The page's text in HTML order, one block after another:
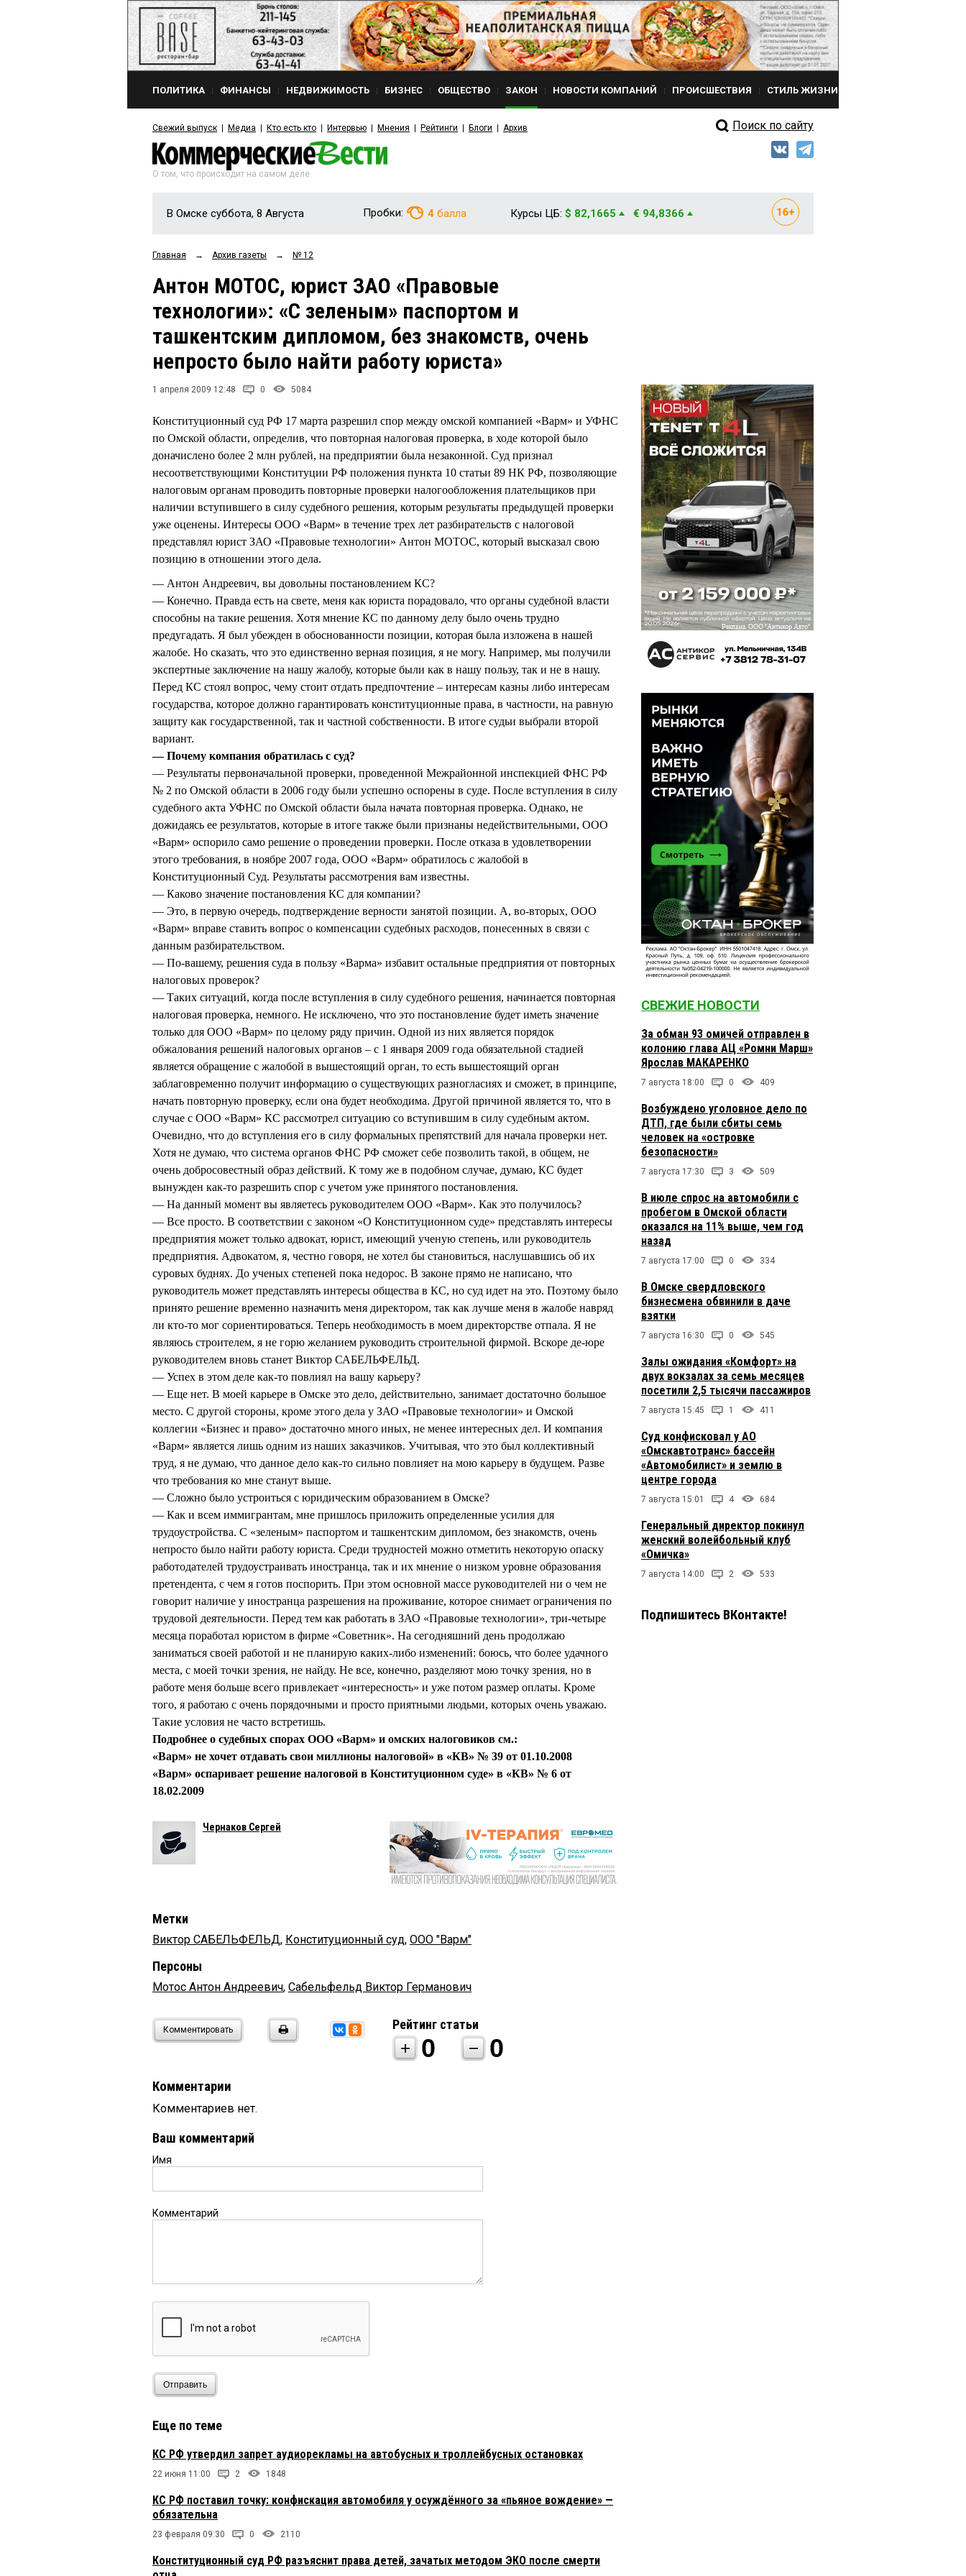
ПОЛИТИКА ФИНАНСЫ НЕДВИЖИМОСТЬ БИЗНЕС ОБЩЕСТВО ЗАКОН НОВОСТИ КОМПАНИЙ ПРОИСШЕСТВИЯ СТИЛЬ ЖИЗНИ
Свежий выпуск Медиа Кто есть кто Интервью Мнения Рейтинги Блоги Архив Поиск по сайту
О том, что происходит на самом деле
В Омске суббота, 8 Августа Пробки: 4 балла Курсы ЦБ: $ 82,1665 € 94,8366
Главная → Архив газеты → № 12
Антон МОТОС, юрист ЗАО «Правовые
технологии»: «C зеленым» паспортом и
ташкентским дипломом, без знакомств, очень
непросто было найти работу юриста»
1 апреля 2009 12:48 0 5084
Конституционный суд РФ 17 марта разрешил спор между омской компанией «Варм» и УФНС
по Омской области, определив, что повторная налоговая проверка, в ходе которой было
доначислено более 2 млн рублей, на предприятии была незаконной. Суд признал
несоответствующими Конституции РФ положения пункта 10 статьи 89 НК РФ, позволяющие
налоговым органам проводить повторные проверки налогообложения плательщиков при
наличии вступившего в силу судебного решения, которым результаты предыдущей проверки
уже оценены. Интересы ООО «Варм» в течение трех лет разбирательств с налоговой
представлял юрист ЗАО «Правовые технологии» Антон МОТОС, который высказал свою
позицию в отношении этого дела.
— Антон Андреевич, вы довольны постановлением КС?
— Конечно. Правда есть на свете, меня как юриста порадовало, что органы судебной власти
способны на такие решения. Хотя мнение КС по данному делу было очень трудно
предугадать. Я был убежден в обоснованности позиции, которая была изложена в нашей
жалобе. Но сказать, что это единственно верная позиция, я не могу. Например, мы получили
экспертные заключение на нашу жалобу, которые были как в нашу пользу, так и не в нашу.
Перед КС стоял вопрос, чему стоит отдать предпочтение – интересам казны либо интересам
государства, которое должно гарантировать конституционные права, в частности, на равную
защиту как государственной, так и частной собственности. В итоге судьи выбрали второй
вариант.
— Почему компания обратилась с суд?
— Результаты первоначальной проверки, проведенной Межрайонной инспекцией ФНС РФ
№ 2 по Омской области в 2006 году были успешно оспорены в суде. После вступления в силу
судебного акта УФНС по Омской области была начата повторная проверка. Однако, не
дожидаясь ее результатов, которые в итоге также были признаны недействительными, ООО
«Варм» оспорило само решение о проведении проверки. После отказа в удовлетворении
этого требования, в ноябре 2007 года, ООО «Варм» обратилось с жалобой в
Конституционный Суд. Результаты рассмотрения вам известны.
— Каково значение постановления КС для компании?
— Это, в первую очередь, подтверждение верности занятой позиции. А, во-вторых, ООО
«Варм» вправе ставить вопрос о компенсации судебных расходов, понесенных в связи с
данным разбирательством.
— По-вашему, решения суда в пользу «Варма» избавит остальные предприятия от повторных
налоговых проверок?
— Таких ситуаций, когда после вступления в силу судебного решения, начинается повторная
налоговая проверка, немного. Не исключено, что это постановление будет иметь значение
только для ООО «Варм» по целому ряду причин. Одной из них является порядок
обжалования решений налоговых органов – с 1 января 2009 года обязательной стадией
является обращение с жалобой в вышестоящий орган, то есть вышестоящий орган
заблаговременно получит информацию о существующих разногласиях и сможет, в принципе,
начать повторную проверку, если она будет необходима. Другой причиной является то, что в
случае с ООО «Варм» КС рассмотрел ситуацию со вступившим в силу судебным актом.
Очевидно, что до вступления его в силу формальных препятствий для начала проверки нет.
Хотя не думаю, что система органов ФНС РФ сможет себе позволить такой, в общем, не
очень добросовестный образ действий. К тому же в подобном случае, думаю, КС будет
вынужден как-то разрешить спор с учетом уже принятого постановления.
— На данный момент вы являетесь руководителем ООО «Варм». Как это получилось?
— Все просто. В соответствии с законом «О Конституционном суде» представлять интересы
предприятия может только адвокат, юрист, имеющий ученую степень, или руководитель
предприятия. Адвокатом, я, честно говоря, не хотел бы становиться, наслушавшись об их
суровых буднях. До ученых степеней пока недорос. В законе прямо не написано, что
руководитель может представлять интересы общества в КС, но суд идет на это. Поэтому было
принято решение временно назначить меня директором, так как лучше меня в жалобе навряд
ли кто-то мог сориентироваться. Теперь необходимость в моем директорстве отпала. Я не
являюсь строителем, я не горю желанием руководить строительной фирмой. Вскоре де-юре
руководителем вновь станет Виктор САБЕЛЬФЕЛЬД.
— Успех в этом деле как-то повлиял на вашу карьеру?
— Еще нет. В моей карьере в Омске это дело, действительно, занимает достаточно большое
место. С другой стороны, кроме этого дела у ЗАО «Правовые технологии» и Омской
коллегии «Бизнес и право» достаточно много иных, не менее интересных дел. И компания
«Варм» является лишь одним из наших заказчиков. Учитывая, что это был коллективный
труд, я не думаю, что данное дело как-то сильно повлияет на мою карьеру в будущем. Разве
что требования ко мне станут выше.
— Сложно было устроиться с юридическим образованием в Омске?
— Как и всем иммигрантам, мне пришлось приложить определенные усилия для
трудоустройства. С «зеленым» паспортом и ташкентским дипломом, без знакомств, очень
непросто было найти работу юриста. Среди трудностей можно отметить некоторую опаску
работодателей трудоустраивать иностранца, так и их мнение о низком уровне образования
претендента, с чем я готов поспорить. При этом основной массе руководителей ни о чем не
говорит наличие у иностранца разрешения на проживание, которое снимает ограничения по
трудовой деятельности. Перед тем как работать в ЗАО «Правовые технологии», три-четыре
месяца поработал юристом в фирме «Советник». На сегодняшний день продолжаю
заниматься своей работой и не планирую каких-либо изменений: боюсь, что более удачного
места, с моей точки зрения, не найду. Не все, конечно, разделяют мою точку зрения, но в
работе меня больше всего привлекает «интересность» и уже потом размер оплаты. Кроме
того, я работаю с очень порядочными и просто приятными людьми, которых очень уважаю.
Такие условия не часто встретишь.
Подробнее о судебных спорах ООО «Варм» и омских налоговиков см.:
«Варм» не хочет отдавать свои миллионы налоговой» в «КВ» № 39 от 01.10.2008
«Варм» оспаривает решение налоговой в Конституционном суде» в «КВ» № 6 от
18.02.2009
Чернаков Сергей
Метки
Виктор САБЕЛЬФЕЛЬД, Конституционный суд, ООО "Варм"
Персоны
Мотос Антон Андреевич, Сабельфельд Виктор Германович
Комментировать Рейтинг статьи
0 0
Комментарии
Комментариев нет.
Ваш комментарий
Имя
Комментарий
Отправить
Еще по теме
КС РФ утвердил запрет аудиорекламы на автобусных и троллейбусных остановках
22 июня 11:00 2 1848
КС РФ поставил точку: конфискация автомобиля у осуждённого за «пьяное вождение» —
обязательна
23 февраля 09:30 0 2110
Конституционный суд РФ разъяснит права детей, зачатых методом ЭКО после смерти
СВЕЖИЕ НОВОСТИ
За обман 93 омичей отправлен в
колонию глава АЦ «Ромни Марш»
Ярослав МАКАРЕНКО
7 августа 18:00 0 409
Возбуждено уголовное дело по
ДТП, где были сбиты семь
человек на «островке
безопасности»
7 августа 17:30 3 509
В июле спрос на автомобили с
пробегом в Омской области
оказался на 11% выше, чем год
назад
7 августа 17:00 0 334
В Омске свердловского
бизнесмена обвинили в даче
взятки
7 августа 16:30 0 545
Залы ожидания «Комфорт» на
двух вокзалах за семь месяцев
посетили 2,5 тысячи пассажиров
7 августа 15:45 1 411
Суд конфисковал у АО
«Омскавтотранс» бассейн
«Автомобилист» и землю в
центре города
7 августа 15:01 4 684
Генеральный директор покинул
женский волейбольный клуб
«Омичка»
7 августа 14:00 2 533
Подпишитесь ВКонтакте!